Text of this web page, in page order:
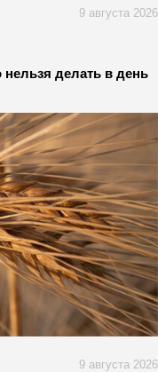
9 августа 2026
делать в день
9 августа 2026